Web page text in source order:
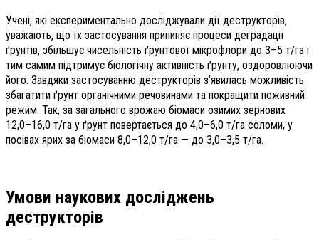
Учені, які експериментально досліджували дії деструкторів,
уважають, що їх застосування припиняє процеси деградації
ґрунтів, збільшує чисельність ґрунтової мікрофлори до 3–5 т/га і
тим самим підтримує біологічну активність ґрунту, оздоровлюючи
його. Завдяки застосуванню деструкторів з’явилась можливість
збагатити ґрунт органічними речовинами та покращити поживний
режим. Так, за загального врожаю біомаси озимих зернових
12,0–16,0 т/га у ґрунт повертається до 4,0–6,0 т/га соломи, у
посівах ярих за біомаси 8,0–12,0 т/га — до 3,0–3,5 т/га.
Умови наукових досліджень
деструкторів